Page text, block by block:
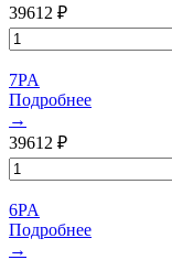
39612 ₽
7PA
Подробнее
→
39612 ₽
6PA
Подробнее
→